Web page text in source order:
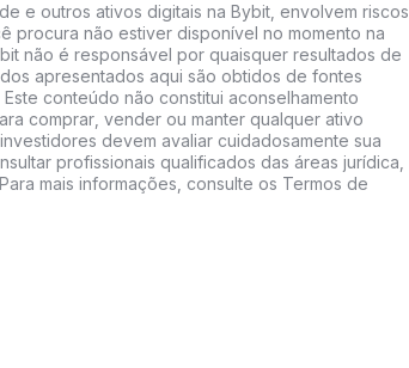
e outros ativos digitais na Bybit, envolvem riscos
procura não estiver disponível no momento na
não é responsável por quaisquer resultados de
apresentados aqui são obtidos de fontes
conteúdo não constitui aconselhamento
comprar, vender ou manter qualquer ativo
devem avaliar cuidadosamente sua
profissionais qualificados das áreas jurídica,
mais informações, consulte os Termos de